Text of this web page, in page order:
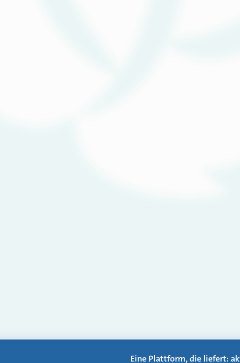
Eine Plattform, die liefert: